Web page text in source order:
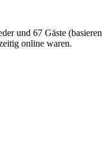
und 67 Gäste
online waren.